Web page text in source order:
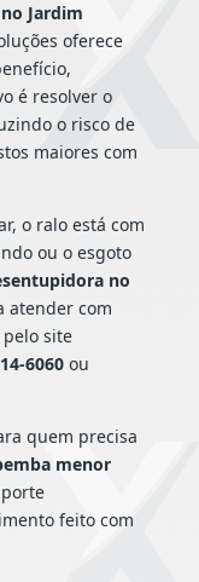
Jardim
oferece
é resolver o
o risco de
maiores com
o ralo está com
ou o esgoto
no
atender com
pelo site
6060ou
quem precisa
menor
feito com